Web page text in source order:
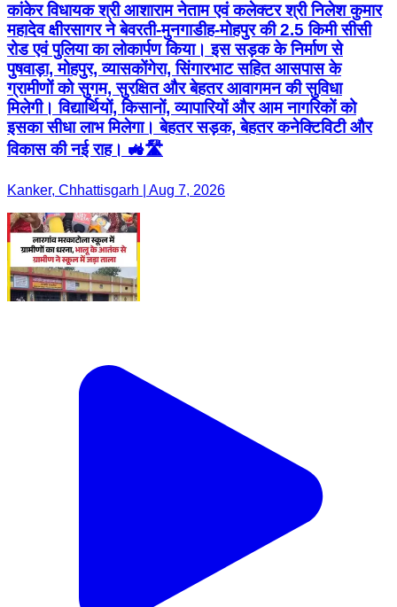
कांकेर विधायक श्री आशाराम नेताम एवं कलेक्टर श्री निलेश कुमार
महादेव क्षीरसागर ने बेवरती-मुनगाडीह-मोहपुर की 2.5 किमी सीसी
रोड एवं पुलिया का लोकार्पण किया। इस सड़क के निर्माण से
पुषवाड़ा, मोहपुर, व्यासकोंगेरा, सिंगारभाट सहित आसपास के
ग्रामीणों को सुगम, सुरक्षित और बेहतर आवागमन की सुविधा
मिलेगी। विद्यार्थियों, किसानों, व्यापारियों और आम नागरिकों को
इसका सीधा लाभ मिलेगा। बेहतर सड़क, बेहतर कनेक्टिविटी और
विकास की नई राह। 🚜🛣️
Kanker, Chhattisgarh | Aug 7, 2026